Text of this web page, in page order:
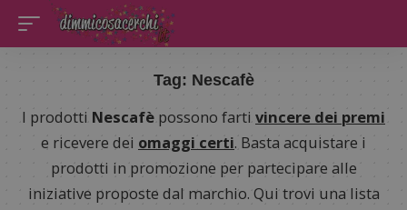
Tag: Nescafè
I prodotti Nescafè possono farti vincere dei premi
e ricevere dei omaggi certi. Basta acquistare i
prodotti in promozione per partecipare alle
iniziative proposte dal marchio. Qui trovi una lista